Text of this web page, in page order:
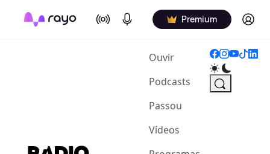
On Air Podcasts Premium Log in
Ouvir(current)
Podcasts
Passou
Vídeos